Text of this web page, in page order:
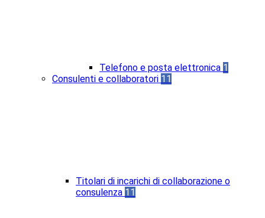
Telefono e posta elettronica 1
Consulenti e collaboratori 11
Titolari di incarichi di collaborazione o
consulenza 11